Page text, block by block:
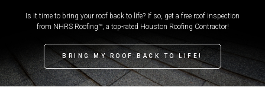
Is it time to bring your roof back to life? If so, get a free roof inspection
from NHRS Roofing™, a top-rated Houston Roofing Contractor!
BRING MY ROOF BACK TO LIFE!